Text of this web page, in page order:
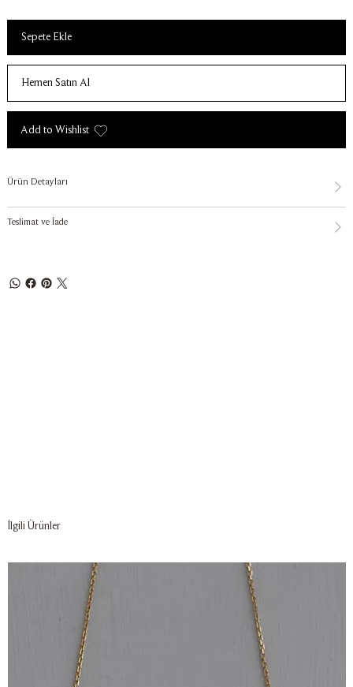
Sepete Ekle
Hemen Satın Al
Add to Wishlist
Ürün Detayları
Teslimat ve İade
İlgili Ürünler